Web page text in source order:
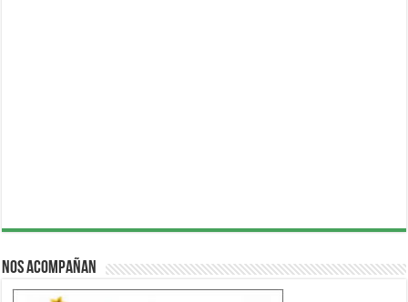
Nos acompañan